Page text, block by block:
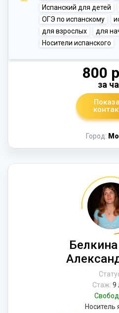
Испанский для детей
ОГЭ по испанскому
для взрослых
для
Носители испанского
Город:
800
за
Стаж: 9
Носитель